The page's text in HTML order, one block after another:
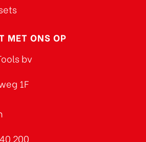
MET ONS OP
bv
1F
200